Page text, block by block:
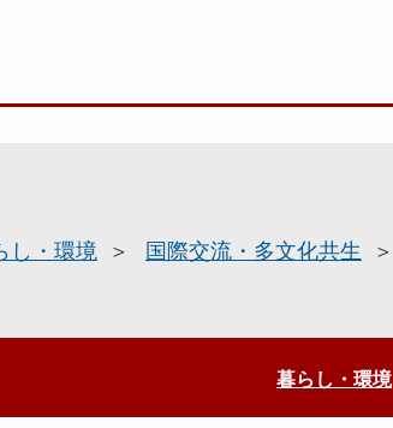
し・環境 国際交流・多文化共生
暮らし・環境